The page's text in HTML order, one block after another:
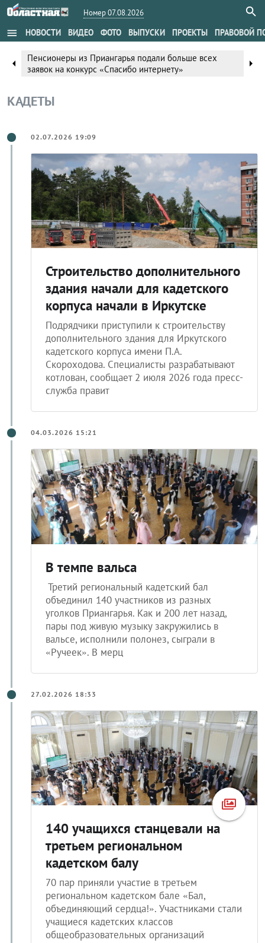
Номер 07.08.2026
menu НОВОСТИ ВИДЕО ФОТО ВЫПУСКИ ПРОЕКТЫ ПРАВОВОЙ
Приангарья подали больше всех
«Спасибо интернету»
arrow_rightarrow_left Шампиньоны из
награды на
КАДЕТЫ
02.07.2026 19:09
Строительство дополнительного
здания начали для кадетского
корпуса начали в Иркутске
Подрядчики приступили к строительству
дополнительного здания для Иркутского
кадетского корпуса имени П.А.
Скороходова. Специалисты разрабатывают
котлован, сообщает 2 июля 2026 года пресс-
служба правит
04.03.2026 15:21
В темпе вальса
Третий региональный кадетский бал
объединил 140 участников из разных
уголков Приангарья. Как и 200 лет назад,
пары под живую музыку закружились в
вальсе, исполнили полонез, сыграли в
«Ручеек». В мерц
27.02.2026 18:33
140 учащихся станцевали на
третьем региональном
кадетском балу
70 пар приняли участие в третьем
региональном кадетском бале «Бал,
объединяющий сердца!». Участниками стали
учащиеся кадетских классов
общеобразовательных организаций